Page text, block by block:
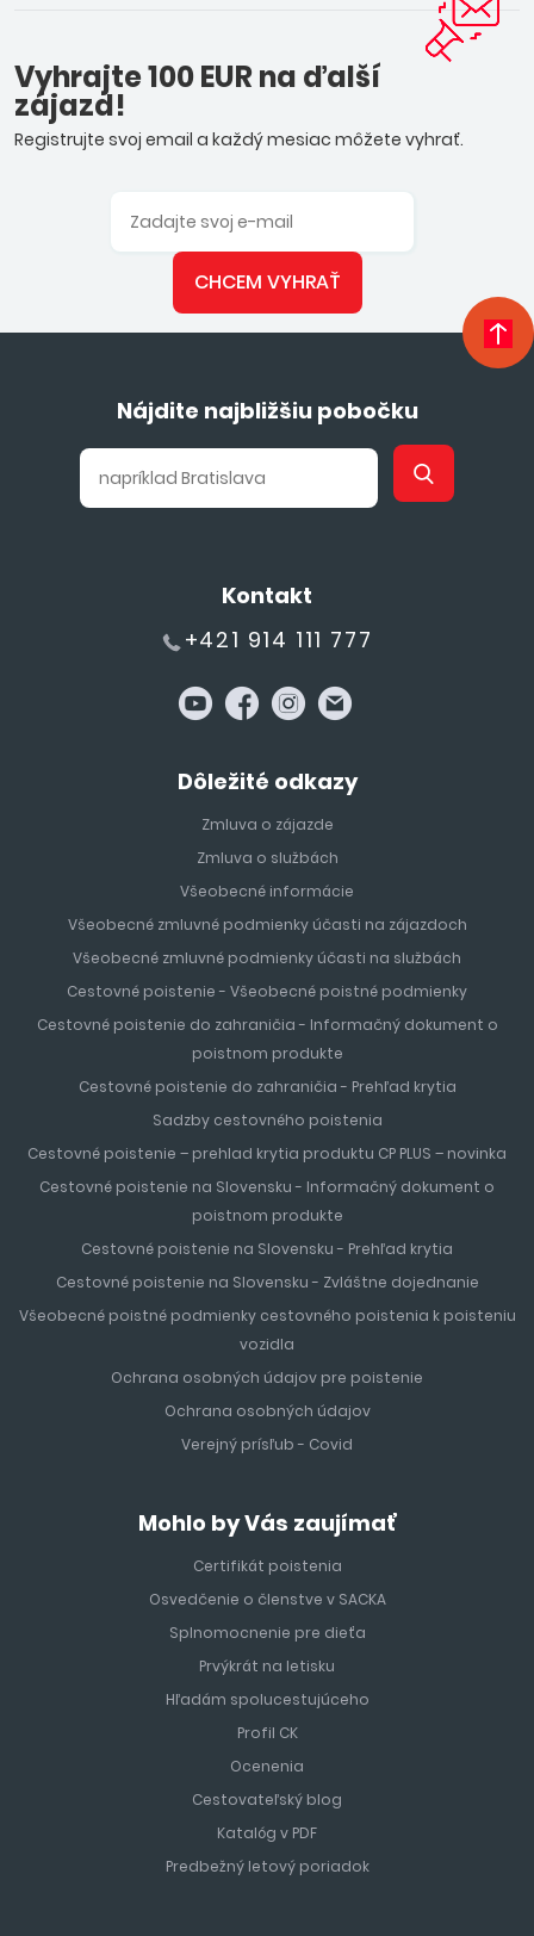
Vyhrajte 100 EUR na ďalší
zájazd!
Registrujte svoj email a každý mesiac môžete vyhrať.
CHCEM VYHRAŤ
Nájdite najbližšiu pobočku
Kontakt
+421 914 111 777
Dôležité odkazy
Zmluva o zájazde
Zmluva o službách
Všeobecné informácie
Všeobecné zmluvné podmienky účasti na zájazdoch
Všeobecné zmluvné podmienky účasti na službách
Cestovné poistenie - Všeobecné poistné podmienky
Cestovné poistenie do zahraničia - Informačný dokument o
poistnom produkte
Cestovné poistenie do zahraničia - Prehľad krytia
Sadzby cestovného poistenia
Cestovné poistenie – prehlad krytia produktu CP PLUS – novinka
Cestovné poistenie na Slovensku - Informačný dokument o
poistnom produkte
Cestovné poistenie na Slovensku - Prehľad krytia
Cestovné poistenie na Slovensku - Zvláštne dojednanie
Všeobecné poistné podmienky cestovného poistenia k poisteniu
vozidla
Ochrana osobných údajov pre poistenie
Ochrana osobných údajov
Verejný prísľub - Covid
Mohlo by Vás zaujímať
Certifikát poistenia
Osvedčenie o členstve v SACKA
Splnomocnenie pre dieťa
Prvýkrát na letisku
Hľadám spolucestujúceho
Profil CK
Ocenenia
Cestovateľský blog
Katalóg v PDF
Predbežný letový poriadok